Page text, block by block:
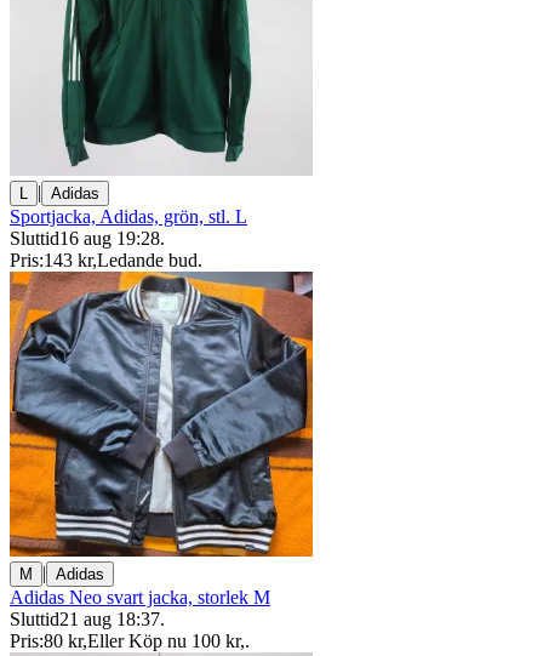
L | Adidas
Sportjacka, Adidas, grön, stl. L
Sluttid16 aug 19:28.
Pris:143 kr,Ledande bud.
M | Adidas
Adidas Neo svart jacka, storlek M
Sluttid21 aug 18:37.
Pris:80 kr,Eller Köp nu 100 kr,.